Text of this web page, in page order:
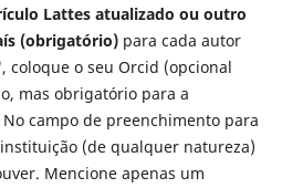
Lattes atualizado ou outro
(obrigatório)para cada autor
coloque o seu Orcid (opcional
mas obrigatório para a
campo de preenchimento para
(de qualquer natureza)
Mencione apenas um